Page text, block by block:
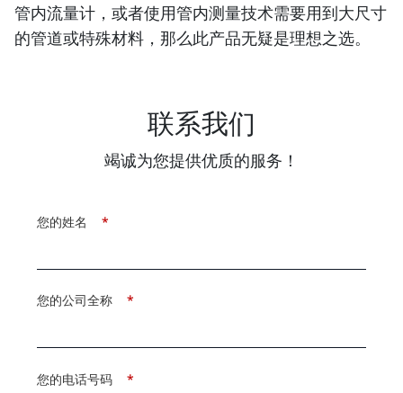
管内流量计，或者使用管内测量技术需要用到大尺寸
的管道或特殊材料，那么此产品无疑是理想之选。
联系我们
竭诚为您提供优质的服务！
*
您的姓名
*
您的公司全称
*
您的电话号码